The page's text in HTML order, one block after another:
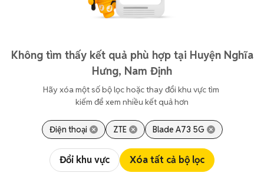
Không tìm thấy kết quả phù hợp tại Huyện Nghĩa
Hưng, Nam Định
Hãy xóa một số bộ lọc hoặc thay đổi khu vực tìm
kiếm để xem nhiều kết quả hơn
Điện thoại ZTE Blade A73 5G
Đổi khu vực Xóa tất cả bộ lọc